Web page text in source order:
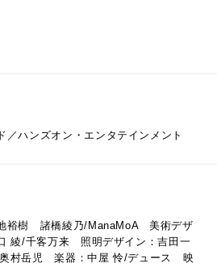
／ハンズオン・エンタテインメント
裕樹 諸橋綾乃/ManaMoA 美術デザ
綾/千客万来 照明デザイン：吉田一
村岳児 楽器：中屋 怜/デュース 映